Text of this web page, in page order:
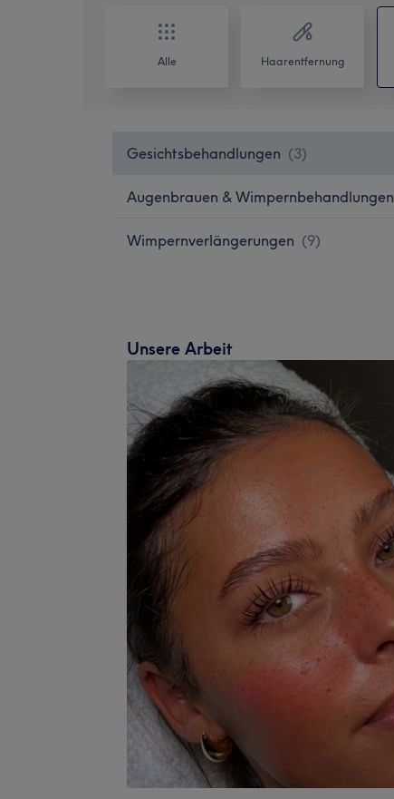
Alle Haarentfernung
Gesichtsbehandlungen (3)
Augenbrauen & Wimpernbehandlungen
Wimpernverlängerungen (9)
Unsere Arbeit